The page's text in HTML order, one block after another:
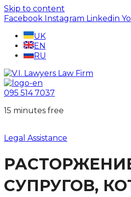
Skip to content
Facebook Instagram Linkedin
UK
EN
RU
095 514 7037
15 minutes free
Legal Assistance
СУПРУГОВ,